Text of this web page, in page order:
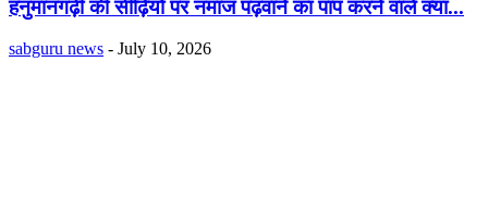
हनुमानगढ़ी की सीढ़ियों पर नमाज पढ़वाने का पाप करने वाले क्या...
sabguru news - July 10, 2026